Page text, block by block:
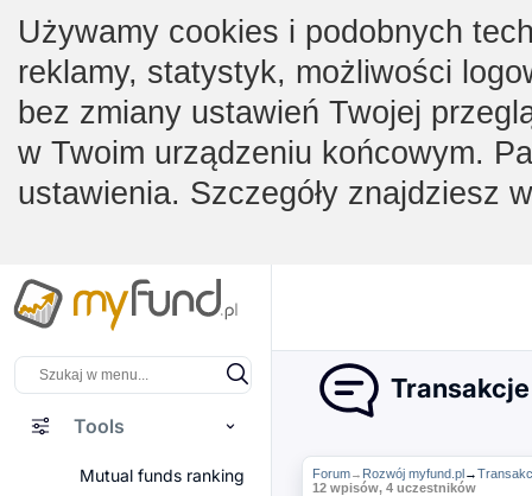
Używamy cookies i podobnych
reklamy, statystyk, możliwości
bez zmiany ustawień Twojej
w Twoim urządzeniu końcowym.
ustawienia. Szczegóły znajdziesz
Tools
Mutual funds ranking Forum→ Rozwój myfund.pl→
12 wpisów, 4 uczestników